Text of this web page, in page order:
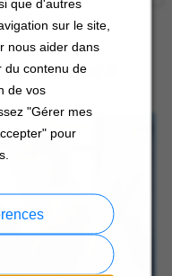
que d'autres
sur le site,
nous aider dans
du contenu de
de vos
"Gérer mes
pour
CARRIER